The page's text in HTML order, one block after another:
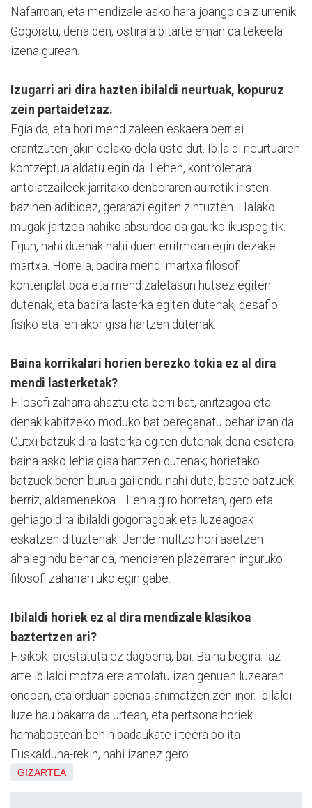
Nafarroan, eta mendizale asko hara joango da ziurrenik.
Gogoratu, dena den, ostirala bitarte eman daitekeela
izena gurean.
Izugarri ari dira hazten ibilaldi neurtuak, kopuruz
zein partaidetzaz.
Egia da, eta hori mendizaleen eskaera berriei
erantzuten jakin delako dela uste dut. Ibilaldi neurtuaren
kontzeptua aldatu egin da. Lehen, kontroletara
antolatzaileek jarritako denboraren aurretik iristen
bazinen adibidez, gerarazi egiten zintuzten. Halako
mugak jartzea nahiko absurdoa da gaurko ikuspegitik.
Egun, nahi duenak nahi duen erritmoan egin dezake
martxa. Horrela, badira mendi martxa filosofi
kontenplatiboa eta mendizaletasun hutsez egiten
dutenak, eta badira lasterka egiten dutenak, desafio
fisiko eta lehiakor gisa hartzen dutenak.
Baina korrikalari horien berezko tokia ez al dira
mendi lasterketak?
Filosofi zaharra ahaztu eta berri bat, anitzagoa eta
denak kabitzeko moduko bat bereganatu behar izan da.
Gutxi batzuk dira lasterka egiten dutenak dena esatera,
baina asko lehia gisa hartzen dutenak; horietako
batzuek beren burua gailendu nahi dute, beste batzuek,
berriz, aldamenekoa… Lehia giro horretan, gero eta
gehiago dira ibilaldi gogorragoak eta luzeagoak
eskatzen dituztenak. Jende multzo hori asetzen
ahalegindu behar da, mendiaren plazerraren inguruko
filosofi zaharrari uko egin gabe.
Ibilaldi horiek ez al dira mendizale klasikoa
baztertzen ari?
Fisikoki prestatuta ez dagoena, bai. Baina begira: iaz
arte ibilaldi motza ere antolatu izan genuen luzearen
ondoan, eta orduan apenas animatzen zen inor. Ibilaldi
luze hau bakarra da urtean, eta pertsona horiek
hamabostean behin badaukate irteera polita
Euskalduna-rekin, nahi izanez gero.
GIZARTEA